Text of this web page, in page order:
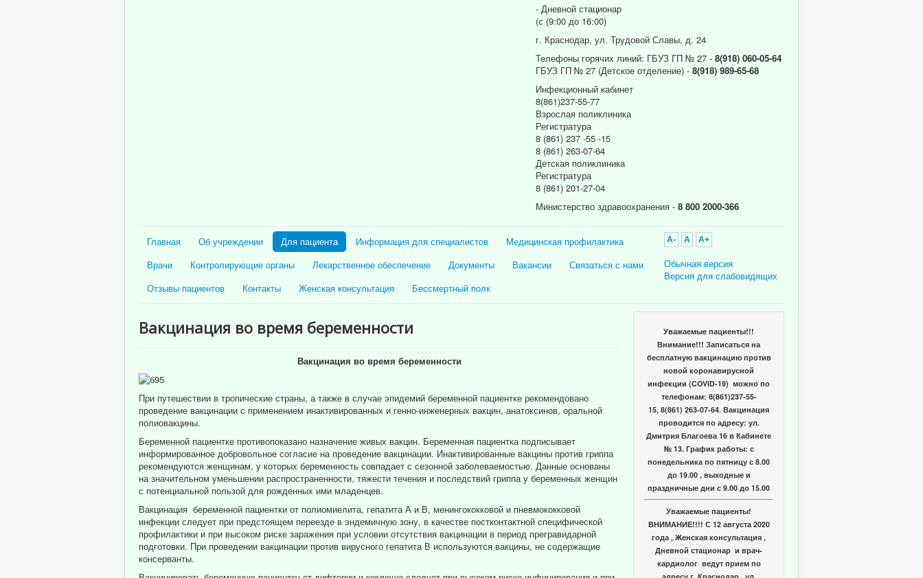
- Дневной стационар
(с (9:00 до 16:00)
г. Краснодар, ул. Трудовой Славы, д. 24
Телефоны горячих линий: ГБУЗ ГП № 27 - 8(918) 060-05-64
ГБУЗ ГП № 27 (Детское отделение) - 8(918) 989-65-68
Инфекционный кабинет
8(861)237-55-77
Взрослая поликлиника
Регистратура
8 (861) 237 -55 -15
8 (861) 263-07-64
Детская поликлиника
Регистратура
8 (861) 201-27-04
Министерство здравоохранения - 8 800 2000-366
A- A A+
Обычная версия
Версия для слабовидящих
Главная Об учреждении Для пациента Информация для специалистов
Медицинская профилактика
Врачи
Контролирующие органы Лекарственное обеспечение Документы Вакансии
Связаться с нами
Отзывы пациентов
Контакты Женская консультация Бессмертный полк
Вакцинация во время беременности
Вакцинация во время беременности
При путешествии в тропические страны, а также в случае эпидемий беременной пациентке рекомендовано
проведение вакцинации с применением инактивированных и генно-инженерных вакцин, анатоксинов, оральной
полиовакцины.
Беременной пациентке противопоказано назначение живых вакцин. Беременная пациентка подписывает
информированное добровольное согласие на проведение вакцинации. Инактивированные вакцины против гриппа
рекомендуются женщинам, у которых беременность совпадает с сезонной заболеваемостью. Данные основаны
на значительном уменьшении распространенности, тяжести течения и последствий гриппа у беременных женщин
с потенциальной пользой для рожденных ими младенцев.
Вакцинация беременной пациентки от полиомиелита, гепатита А и В, менингококковой и пневмококковой
инфекции следует при предстоящем переезде в эндемичную зону, в качестве постконтактной специфической
профилактики и при высоком риске заражения при условии отсутствия вакцинации в период прегравидарной
подготовки. При проведении вакцинации против вирусного гепатита В используются вакцины, не содержащие
консерванты.
Уважаемые пациенты!!!
Внимание!!! Записаться на
бесплатную вакцинацию против
новой коронавирусной
инфекции (COVID-19) можно по
телефонам: 8(861)237-55-
15, 8(861) 263-07-64. Вакцинация
проводится по адресу: ул.
Дмитрия Благоева 16 в Кабинете
№ 13. График работы: с
понедельника по пятницу с 8.00
до 19.00 , выходные и
праздничные дни с 9.00 до 15.00
Уважаемые пациенты!
ВНИМАНИЕ!!!! С 12 августа 2020
года , Женская консультация ,
Дневной стационар и врач-
кардиолог ведут прием по